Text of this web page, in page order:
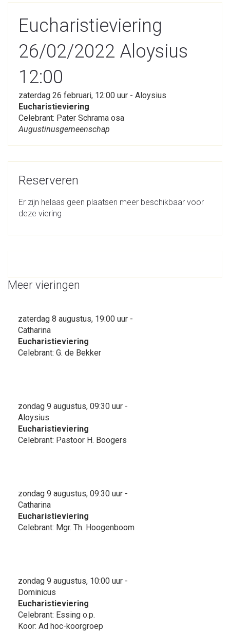
Eucharistieviering
26/02/2022 Aloysius
12:00
zaterdag 26 februari, 12:00 uur - Aloysius
Eucharistieviering
Celebrant: Pater Schrama osa
Augustinusgemeenschap
Reserveren
Er zijn helaas geen plaatsen meer beschikbaar voor
deze viering
Meer vieringen
zaterdag 8 augustus, 19:00 uur -
Catharina
Eucharistieviering
Celebrant: G. de Bekker
zondag 9 augustus, 09:30 uur -
Aloysius
Eucharistieviering
Celebrant: Pastoor H. Boogers
zondag 9 augustus, 09:30 uur -
Catharina
Eucharistieviering
Celebrant: Mgr. Th. Hoogenboom
zondag 9 augustus, 10:00 uur -
Dominicus
Eucharistieviering
Celebrant: Essing o.p.
Koor: Ad hoc-koorgroep